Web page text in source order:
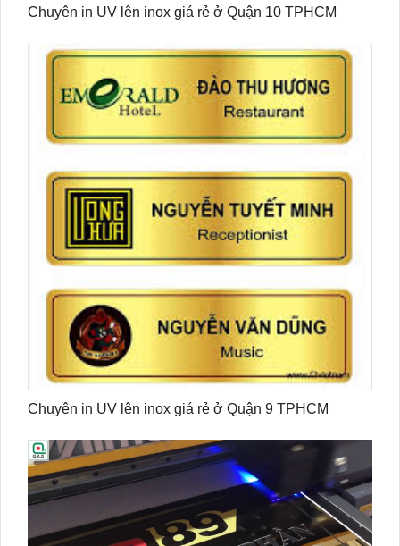
Chuyên in UV lên inox giá rẻ ở Quận 10 TPHCM
Chuyên in UV lên inox giá rẻ ở Quận 9 TPHCM